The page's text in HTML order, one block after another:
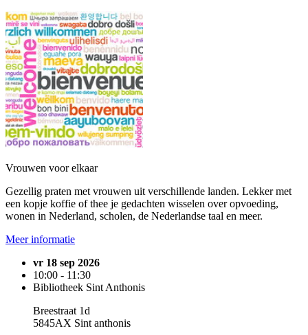
Vrouwen voor elkaar
Gezellig praten met vrouwen uit verschillende landen. Lekker met
een kopje koffie of thee je gedachten wisselen over opvoeding,
wonen in Nederland, scholen, de Nederlandse taal en meer.
Meer informatie
vr 18 sep 2026
10:00 - 11:30
Bibliotheek Sint Anthonis
Breestraat 1d
5845AX Sint anthonis